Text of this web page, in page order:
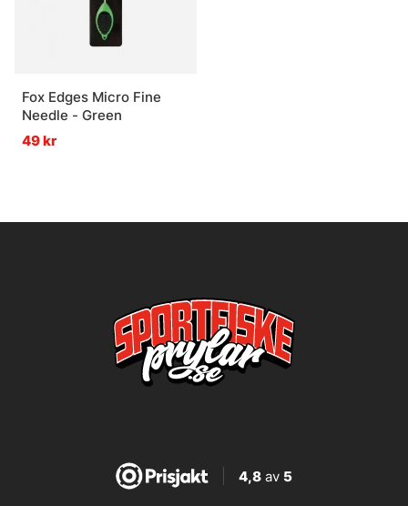
Fox Edges Micro Fine
Needle - Green
49 kr
4,8av 5